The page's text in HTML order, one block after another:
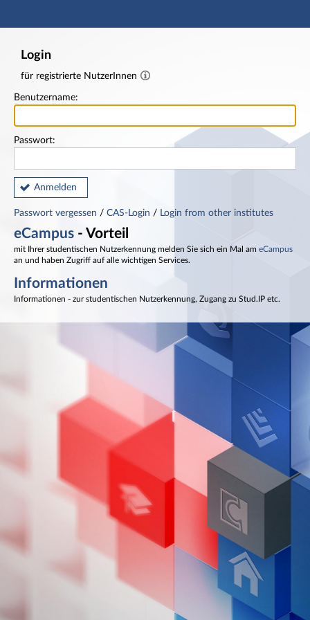
Hauptnavigation
Login
für registrierte NutzerInnen
Benutzername:
Passwort:
Anmelden
Passwort vergessen / CAS-Login / Login from other institutes
eCampus - Vorteil
mit Ihrer studentischen Nutzerkennung melden Sie sich ein Mal am eCampus
an und haben Zugriff auf alle wichtigen Services.
Informationen
Informationen - zur studentischen Nutzerkennung, Zugang zu Stud.IP etc.